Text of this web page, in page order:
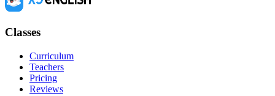
Classes
Curriculum
Teachers
Pricing
Reviews